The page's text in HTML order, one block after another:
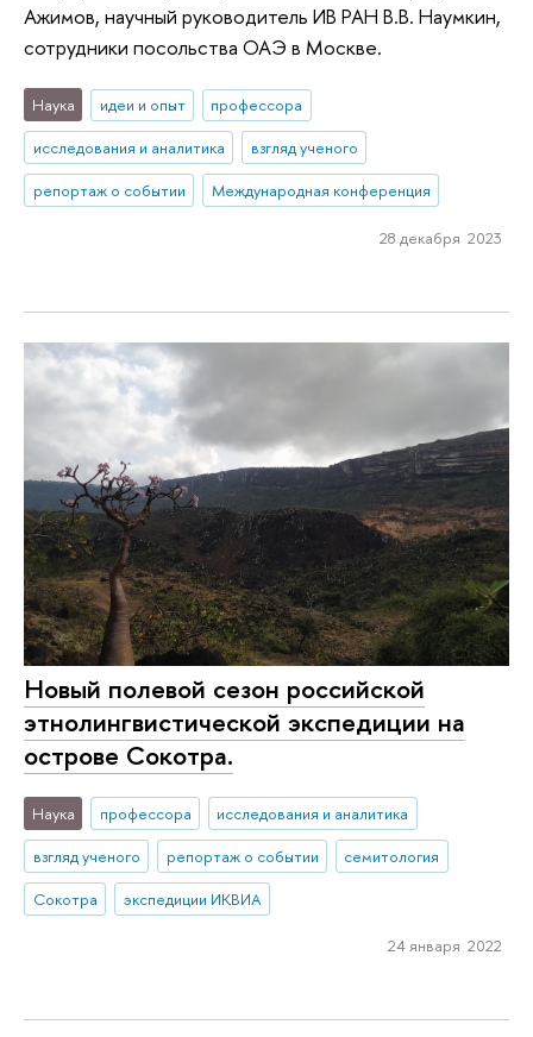
Ажимов, научный руководитель ИВ РАН В.В. Наумкин,
сотрудники посольства ОАЭ в Москве.
Наука идеи и опыт
профессора
исследования и аналитика
взгляд ученого
репортаж о событии
Международная конференция
28 декабря 2023
Новый полевой сезон российской
этнолингвистической экспедиции на
острове Сокотра.
Наука профессора
исследования и аналитика
взгляд ученого
репортаж о событии
семитология
Сокотра
экспедиции ИКВИА
24 января 2022